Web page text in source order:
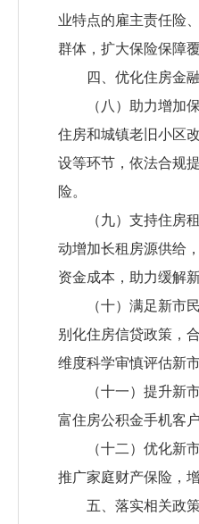
业特点的雇主责任险
群体，扩大保险保障覆
四、优化住房金
（八）助力增加
住房和城镇老旧小区
设等环节，依法合规
险。
（九）支持住房
动增加长租房源供给
资金成本，助力缓解
（十）满足新市
别化住房信贷政策，
维度科学审慎评估新
（十一）提升新
富住房公积金手机客
（十二）优化新
推广家庭财产保险，
五、落实相关政